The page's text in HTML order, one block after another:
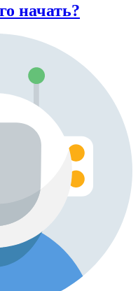
начать?